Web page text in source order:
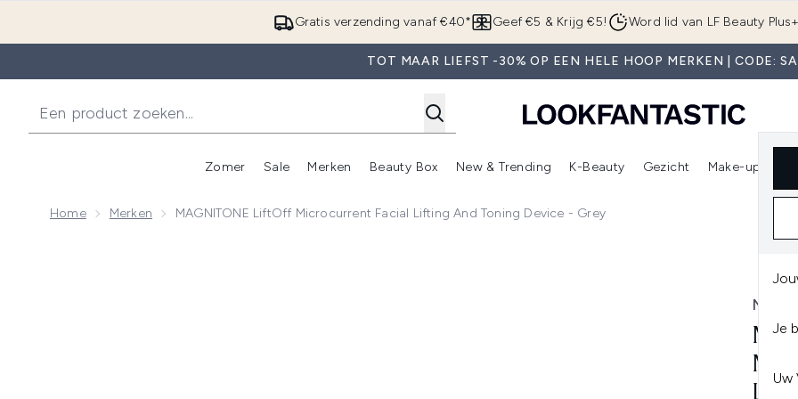
Overslaan naar de hoofdinhoud
Gratis verzending vanaf €40* Geef €5 & Krijg €5! Word lid van LF Beauty Plus+
TOT MAAR LIEFST -30% OP EEN HELE HOOP MERKEN | CODE:
Je
Uw
Zomer
Enter submenu (Zomer)
Sale
Enter submenu (Sale)
Merken
Enter submenu (Merken)
Beauty Box
Enter submenu (Beauty Box)
New & Trending
Enter submenu (New & Trending)
K-Beauty
Enter submenu (K-Beauty)
Gezicht Make-up
Home Merken MAGNITONE LiftOff Microcurrent Facial Lifting And Toning Device - Grey